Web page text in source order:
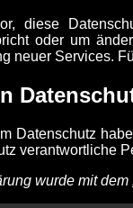
diese
oder um
neuer Services.
Datenschutz
verantwortliche
wurde mit dem